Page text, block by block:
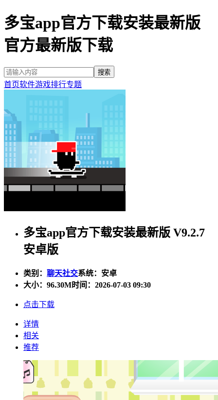
多宝app官方下载安装最新版
官方最新版下载
首页软件游戏排行专题
多宝app官方下载安装最新版 V9.2.7
安卓版
类别： 聊天社交系统：安卓
大小： 96.30M时间：2026-07-03 09:30
点击下载
详情
相关
推荐